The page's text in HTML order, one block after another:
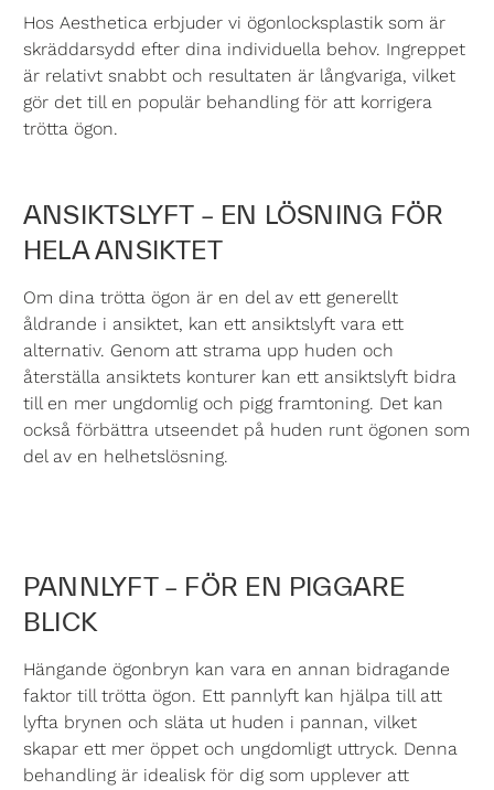
Hos Aesthetica erbjuder vi ögonlocksplastik som är
skräddarsydd efter dina individuella behov. Ingreppet
är relativt snabbt och resultaten är långvariga, vilket
gör det till en populär behandling för att korrigera
trötta ögon.
ANSIKTSLYFT – EN LÖSNING FÖR
HELA ANSIKTET
Om dina trötta ögon är en del av ett generellt
åldrande i ansiktet, kan ett ansiktslyft vara ett
alternativ. Genom att strama upp huden och
återställa ansiktets konturer kan ett ansiktslyft bidra
till en mer ungdomlig och pigg framtoning. Det kan
också förbättra utseendet på huden runt ögonen som
del av en helhetslösning.
PANNLYFT – FÖR EN PIGGARE
BLICK
Hängande ögonbryn kan vara en annan bidragande
faktor till trötta ögon. Ett pannlyft kan hjälpa till att
lyfta brynen och släta ut huden i pannan, vilket
skapar ett mer öppet och ungdomligt uttryck. Denna
behandling är idealisk för dig som upplever att